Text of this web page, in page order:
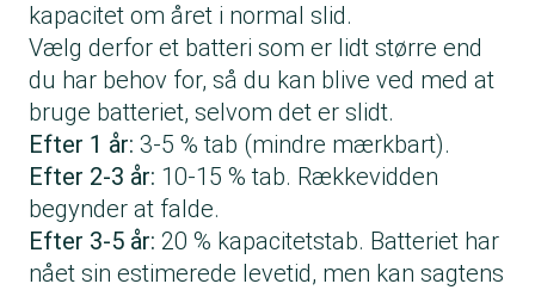
kapacitet om året i normal slid.
Vælg derfor et batteri som er lidt større end
du har behov for, så du kan blive ved med at
bruge batteriet, selvom det er slidt.
Efter 1 år: 3-5 % tab (mindre mærkbart).
Efter 2-3 år: 10-15 % tab. Rækkevidden
begynder at falde.
Efter 3-5 år: 20 % kapacitetstab. Batteriet har
nået sin estimerede levetid, men kan sagtens